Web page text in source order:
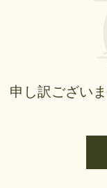
申し訳ござい